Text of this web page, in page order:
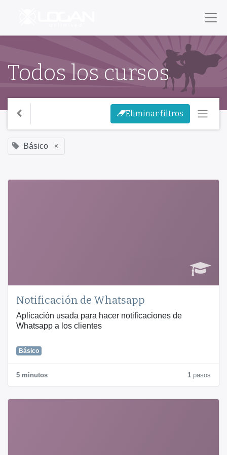
Todos los cursos
Eliminar filtros
Básico ×
Notificación de Whatsapp
Aplicación usada para hacer notificaciones de
Whatsapp a los clientes
Básico
5 minutos 1 pasos